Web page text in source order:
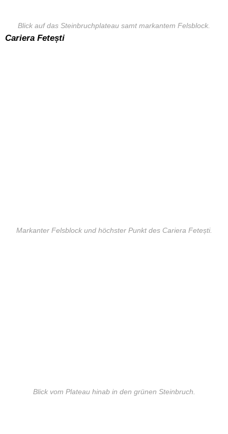
Blick auf das Steinbruchplateau samt markantem Felsblock.
Cariera Fetești
Markanter Felsblock und höchster Punkt des Cariera Fetești.
Blick vom Plateau hinab in den grünen Steinbruch.